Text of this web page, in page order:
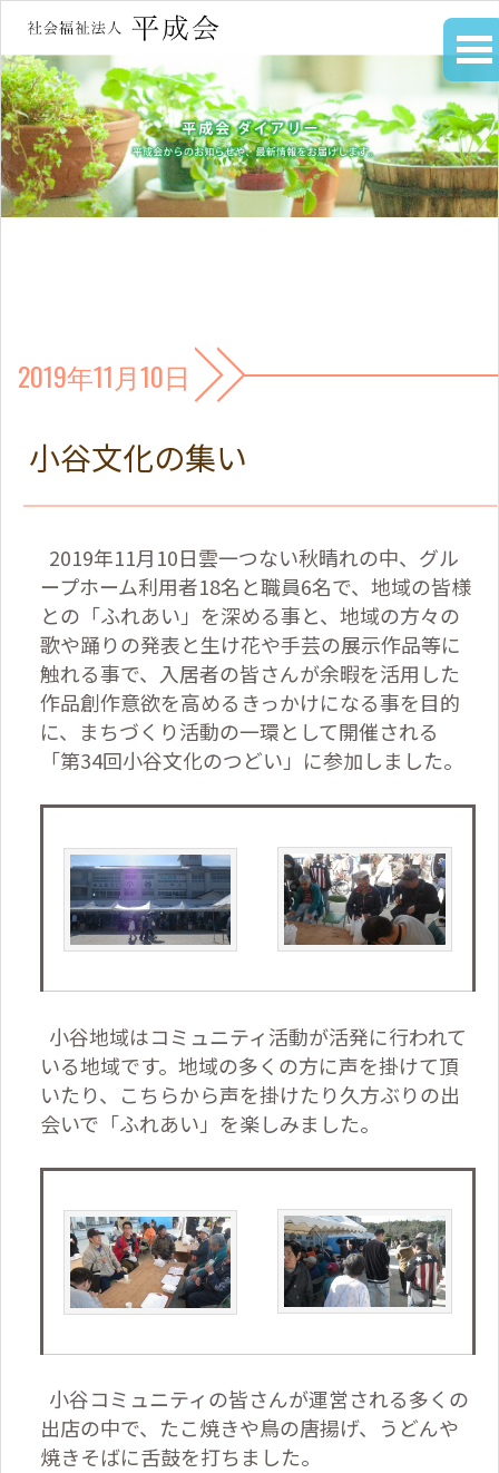
2019年11月10日
小谷文化の集い
2019年11月10日雲一つない秋晴れの中、グル
ープホーム利用者18名と職員6名で、地域の皆様
との「ふれあい」を深める事と、地域の方々の
歌や踊りの発表と生け花や手芸の展示作品等に
触れる事で、入居者の皆さんが余暇を活用した
作品創作意欲を高めるきっかけになる事を目的
に、まちづくり活動の一環として開催される
「第34回小谷文化のつどい」に参加しました。
小谷地域はコミュニティ活動が活発に行われて
いる地域です。地域の多くの方に声を掛けて頂
いたり、こちらから声を掛けたり久方ぶりの出
会いで「ふれあい」を楽しみました。
小谷コミュニティの皆さんが運営される多くの
出店の中で、たこ焼きや鳥の唐揚げ、うどんや
焼きそばに舌鼓を打ちました。